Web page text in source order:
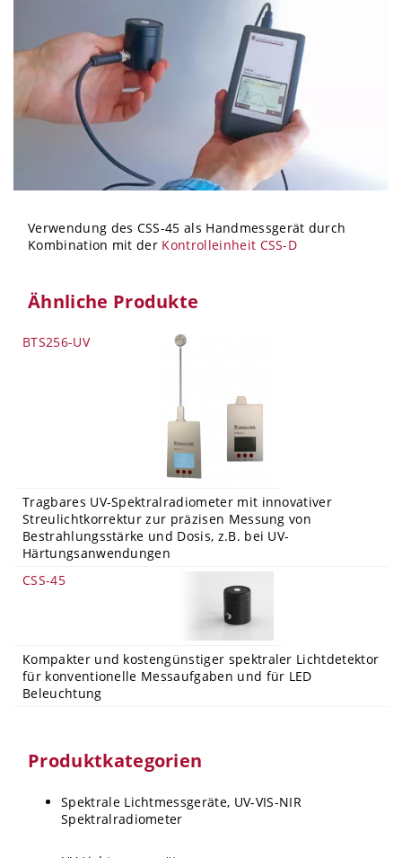
Verwendung des CSS-45 als Handmessgerät durch
Kombination mit der Kontrolleinheit CSS-D
Ähnliche Produkte
BTS256-UV
Tragbares UV-Spektralradiometer mit innovativer
Streulichtkorrektur zur präzisen Messung von
Bestrahlungsstärke und Dosis, z.B. bei UV-
Härtungsanwendungen
CSS-45
Kompakter und kostengünstiger spektraler Lichtdetektor
für konventionelle Messaufgaben und für LED
Beleuchtung
Produktkategorien
Spektrale Lichtmessgeräte, UV-VIS-NIR
Spektralradiometer